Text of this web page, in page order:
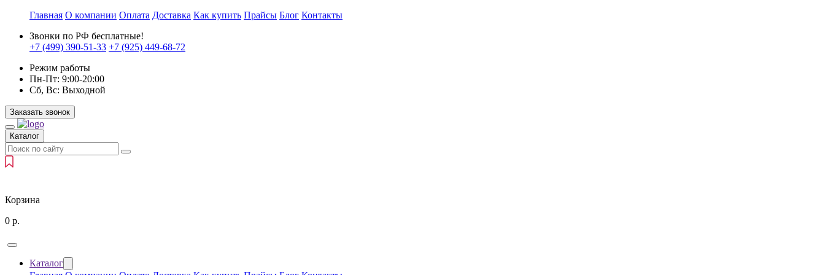
Главная О компании Оплата Доставка Как купить Прайсы Блог Контакты
Звонки по РФ бесплатные!
+7 (499) 390-51-33 +7 (925) 449-68-72
Режим работы
Пн-Пт: 9:00-20:00
Сб, Вс: Выходной
Заказать звонок
Каталог
Корзина
0 р.
Каталог